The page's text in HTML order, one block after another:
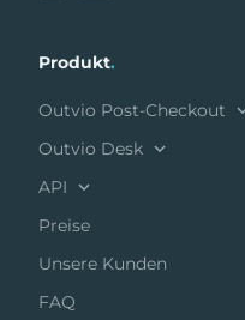
Produkt.
Outvio Post-Checkout
Outvio Desk
API
Preise
Unsere Kunden
FAQ